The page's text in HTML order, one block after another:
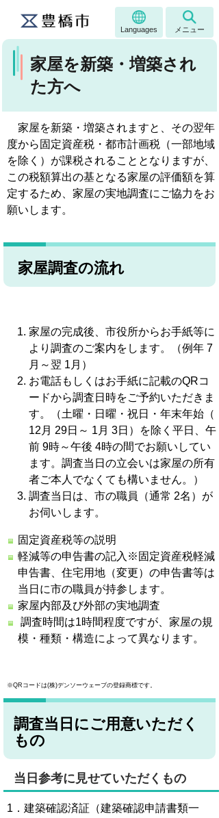
Languages メニュー
家屋を新築・増築され
た方へ
家屋を新築・増築されますと、その翌年
度から固定資産税・都市計画税（一部地域
を除く） が課税されることとなりますが、
この税額算出の基となる家屋の評価額を算
定するため、家屋の実地調査にご協力をお
願いします。
家屋調査の流れ
家屋の完成後、市役所からお手紙等に
より調査のご案内をします。（例年 7
月～翌 1月）
お電話もしくはお手紙に記載のQRコ
ードから調査日時をご予約いただきま
す。（土曜・日曜・祝日・年末年始（
12月 29日～ 1月 3日）を除く平日、午
前 9時～午後 4時の間でお願いしてい
ます。調査当日の立会いは家屋の所有
者ご本人でなくても構いません。）
調査当日は、市の職員（通常 2名）が
お伺いします。
固定資産税等の説明
軽減等の申告書の記入※ 固定資産税軽減
申告書、住宅用地（変更）の申告書等は
当日に市の職員が持参します。
家屋内部及び外部の実地調査
調査時間は1時間程度ですが、家屋の規
模・種類・構造によって異なります。
※QRコードは(株)デンソーウェーブの登録商標です。
調査当日にご用意いただく
もの
当日参考に見せていただくもの
1．建築確認済証（建築確認申請書類一